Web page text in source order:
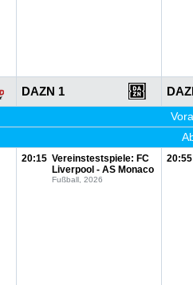
DAZN 1
20:15 Vereinstestspiele: FC
Liverpool - AS Monaco
Fußball, 2026
20:55